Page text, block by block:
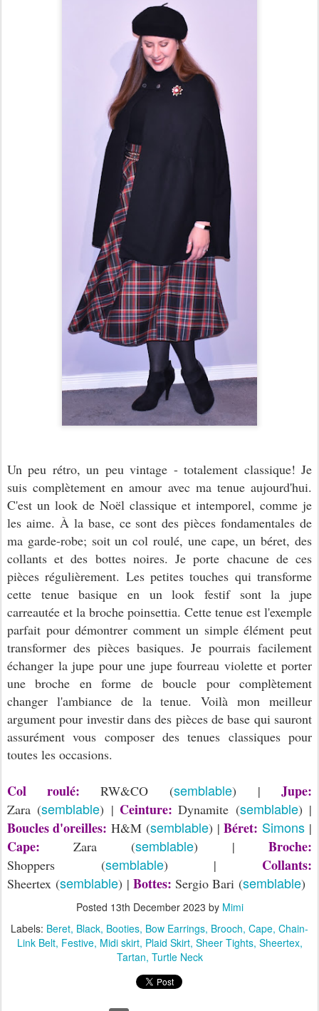
Un peu rétro, un peu vintage - totalement classique! Je
suis complètement en amour avec ma tenue aujourd'hui.
C'est un look de Noël classique et intemporel, comme je
les aime. À la base, ce sont des pièces fondamentales de
ma garde-robe; soit un col roulé, une cape, un béret, des
collants et des bottes noires. Je porte chacune de ces
pièces régulièrement. Les petites touches qui transforme
cette tenue basique en un look festif sont la jupe
carreautée et la broche poinsettia. Cette tenue est l'exemple
parfait pour démontrer comment un simple élément peut
transformer des pièces basiques. Je pourrais facilement
échanger la jupe pour une jupe fourreau violette et porter
une broche en forme de boucle pour complètement
changer l'ambiance de la tenue. Voilà mon meilleur
argument pour investir dans des pièces de base qui sauront
assurément vous composer des tenues classiques pour
toutes les occasions.
Col roulé: RW&CO (semblable) | Jupe:
Zara (semblable) | Ceinture: Dynamite (semblable) |
Boucles d'oreilles: H&M (semblable) |Béret: Simons|
Cape: Zara (semblable) | Broche:
Shoppers (semblable) | Collants:
Sheertex (semblable) | Bottes: Sergio Bari (semblable)
Posted 13th December 2023 by Mimi
Labels: Beret Black Booties Bow Earrings Brooch Cape Chain-
Link Belt Festive Midi skirt Plaid Skirt Sheer Tights Sheertex
Tartan Turtle Neck